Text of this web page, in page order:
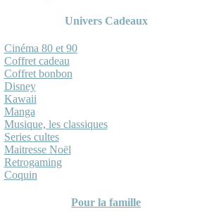
Univers Cadeaux
Cinéma 80 et 90
Coffret cadeau
Coffret bonbon
Disney
Kawaii
Manga
Musique, les classiques
Series cultes
Maitresse Noël
Retrogaming
Coquin
Pour la famille